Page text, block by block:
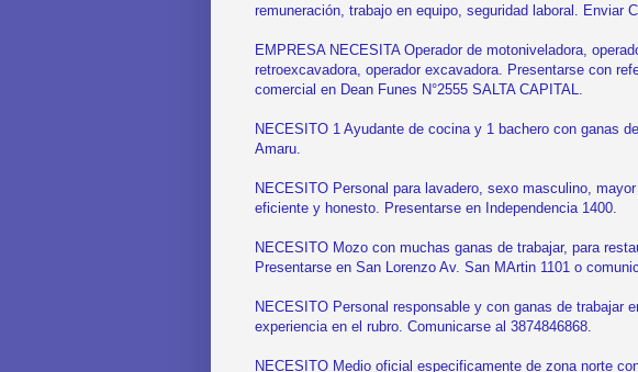
remuneración, trabajo en equipo, seguridad laboral. Enviar
EMPRESA NECESITA Operador de motoniveladora,
retroexcavadora, operador excavadora. Presentarse con
comercial en Dean Funes N°2555 SALTA CAPITAL.
NECESITO 1 Ayudante de cocina y 1 bachero con ganas
Amaru.
NECESITO Personal para lavadero, sexo masculino,
eficiente y honesto. Presentarse en Independencia 1400.
NECESITO Mozo con muchas ganas de trabajar, para
Presentarse en San Lorenzo Av. San MArtin 1101 o
NECESITO Personal responsable y con ganas de trabajar
experiencia en el rubro. Comunicarse al 3874846868.
NECESITO Medio oficial especificamente de zona norte